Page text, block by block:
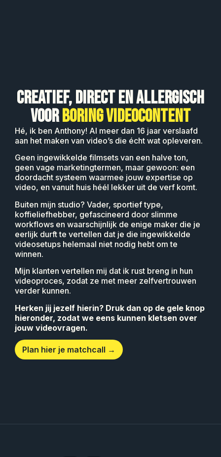
CREATIEF, DIRECT EN ALLERGISCH
VOORBORING VIDEOCONTENT
Hé, ik ben Anthony! Al meer dan 16 jaar verslaafd
aan het maken van video’s die écht wat opleveren.
Geen ingewikkelde filmsets van een halve ton,
geen vage marketingtermen, maar gewoon: een
doordacht systeem waarmee jouw expertise op
video, en vanuit huis héél lekker uit de verf komt.
Buiten mijn studio? Vader, sportief type,
koffieliefhebber, gefascineerd door slimme
workflows en waarschijnlijk de enige maker die je
eerlijk durft te vertellen dat je die ingewikkelde
videosetups helemaal niet nodig hebt om te
winnen.
Mijn klanten vertellen mij dat ik rust breng in hun
videoproces, zodat ze met meer zelfvertrouwen
verder kunnen.
Herken jij jezelf hierin? Druk dan op de gele knop
hieronder, zodat we eens kunnen kletsen over
jouw videovragen.
Plan hier je matchcall →